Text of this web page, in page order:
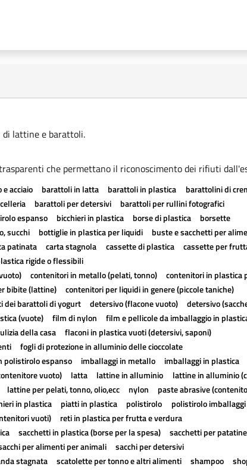
lattine e barattoli.
che permettano il riconoscimento dei rifiuti
acciaio barattoli in latta barattoli in plastica
barattolini di
barattoli per detersivi
barattoli per rullini fotografici
espanso bicchieri in plastica borse di plastica
borsette
succhi bottiglie in plastica per liquidi
buste e sacchetti per
patinata carta stagnola cassette di plastica
cassette per
rigide o flessibili
contenitori in metallo (pelati, tonno)
contenitori in plastica
bibite (lattine)
contenitori per liquidi in genere (piccole taniche)
dei barattoli di yogurt detersivo (flacone vuoto)
detersivo
(vuote) film di nylon
film e pellicole da imballaggio in
della casa
flaconi in plastica vuoti (detersivi, saponi)
fogli di protezione in alluminio delle cioccolate
polistirolo espanso imballaggi in metallo
imballaggi in plastica
vuoto) latta lattine in alluminio
lattine in alluminio
lattine per pelati, tonno, olio,ecc nylon
paste abrasive
in plastica piatti in plastica polistirolo
polistirolo imballaggi
vuoti)
reti in plastica per frutta e verdura
sacchetti in plastica (borse per la spesa)
sacchetti per
per alimenti per animali
sacchi per detersivi
stagnata scatolette per tonno e altri alimenti shampoo